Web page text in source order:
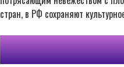
стран, в РФ сохраняют